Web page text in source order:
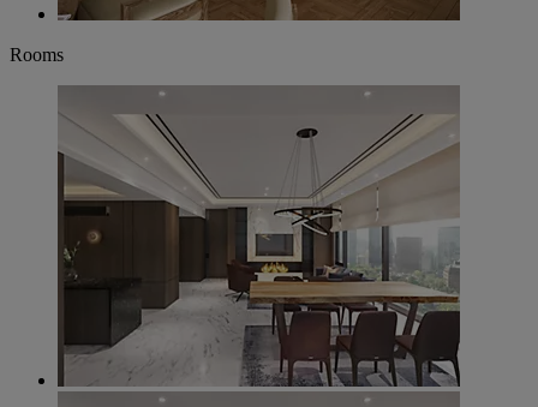
Rooms